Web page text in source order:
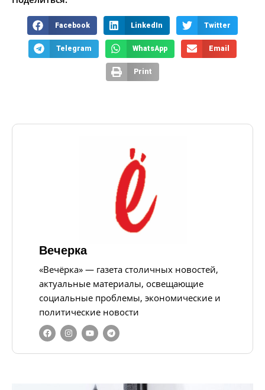
Facebook LinkedIn Twitter
Telegram WhatsApp Email
Print
Вечерка
«Вечёрка» — газета столичных новостей,
актуальные материалы, освещающие
социальные проблемы, экономические и
политические новости